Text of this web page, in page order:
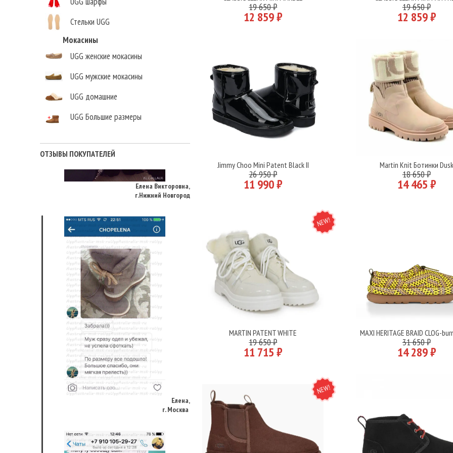
Стельки UGG
Мокасины
UGG женские мокасины
UGG мужские мокасины
UGG домашние
UGG Большие размеры
ОТЗЫВЫ ПОКУПАТЕЛЕЙ
г.Нижний Новгород
19 650 ₽
12 859 ₽
19 650 ₽
12 859 ₽
Подробнее
Jimmy Choo Mini Patent Black II
26 950 ₽
11 990 ₽
Подробнее
Martin Knit Ботинки Dusk
18 650 ₽
14 465 ₽
NEW
Подробнее
MARTIN PATENT WHITE
19 650 ₽
11 715 ₽
Подробнее
MAXI HERITAGE BRAID CLOG-
31 650 ₽
14 289 ₽
NEW